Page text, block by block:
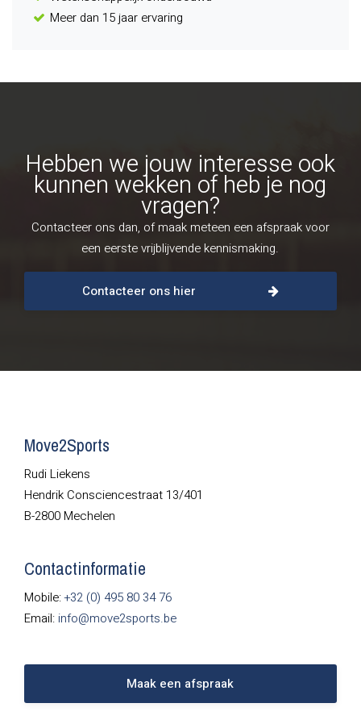
Meer dan 15 jaar ervaring
Hebben we jouw interesse ook
kunnen wekken of heb je nog
vragen?
Contacteer ons dan, of maak meteen een afspraak voor
een eerste vrijblijvende kennismaking.
Contacteer ons hier
Move2Sports
Rudi Liekens
Hendrik Consciencestraat 13/401
B-2800 Mechelen
Contactinformatie
Mobile:+32 (0) 495 80 34 76
Email: info@move2sports.be
Maak een afspraak